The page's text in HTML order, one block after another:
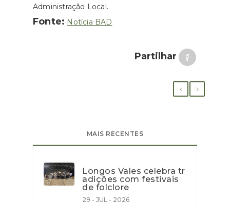
Administração Local.
Fonte: Notícia BAD
Partilhar
MAIS RECENTES
Longos Vales celebra tr
adições com festivais
de folclore
29 - JUL - 2026